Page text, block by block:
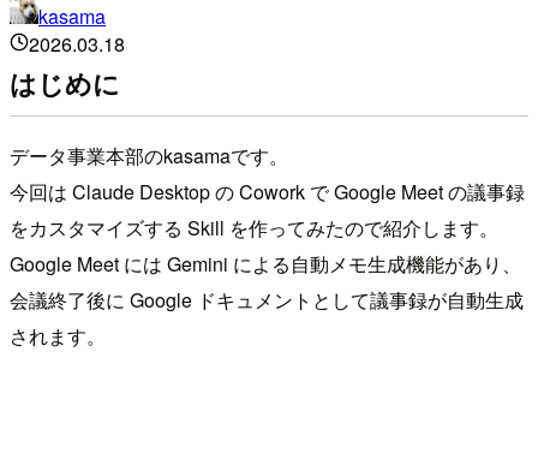
kasama
2026.03.18
はじめに
データ事業本部のkasamaです。
今回は Claude Desktop の Cowork で Google Meet の議事録
をカスタマイズする Skill を作ってみたので紹介します。
Google Meet には Gemini による自動メモ生成機能があり、
会議終了後に Google ドキュメントとして議事録が自動生成
されます。